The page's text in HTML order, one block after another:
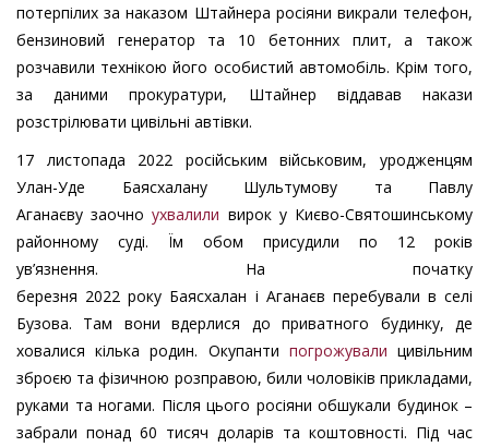
потерпілих за наказом Штайнера росіяни викрали телефон,
бензиновий генератор та 10 бетонних плит, а також
розчавили технікою його особистий автомобіль. Крім того,
за даними прокуратури, Штайнер віддавав накази
розстрілювати цивільні автівки.
17 листопада 2022 російським військовим, уродженцям
Улан-Уде Баясхалану Шультумову та Павлу
Аганаєву заочноухвалили вирок у Києво-Святошинському
районному суді. Їм обом присудили по 12 років
ув’язнення. На початку
березня 2022 року Баясхалан і Аганаєв перебували в селі
Бузова. Там вони вдерлися до приватного будинку, де
ховалися кілька родин. Окупанти погрожували цивільним
зброєю та фізичною розправою, били чоловіків прикладами,
руками та ногами. Після цього росіяни обшукали будинок –
забрали понад 60 тисяч доларів та коштовності. Під час